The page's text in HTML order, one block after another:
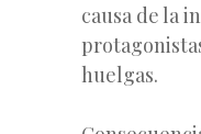
causa de la
huelgas.